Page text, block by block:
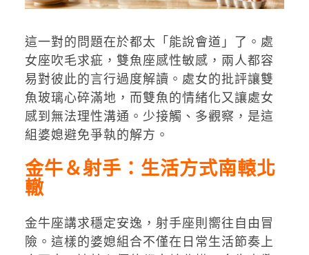
這一對的問題在於都太「能說會道」了。處
女座吹毛求疵，雙魚座感性敏感，兩人都容
易對彼此的言行過度解讀。處女的批評讓雙
魚玻璃心碎滿地，而雙魚的情緒化又讓處女
感到無法理性溝通。少接觸、多觀察，是這
組婆媳避免爭執的解方。
金牛＆射手：生活方式南轅北
轍
金牛座講求穩定安逸，射手座則嚮往自由冒
險。這樣的婆媳組合不僅在日常生活節奏上